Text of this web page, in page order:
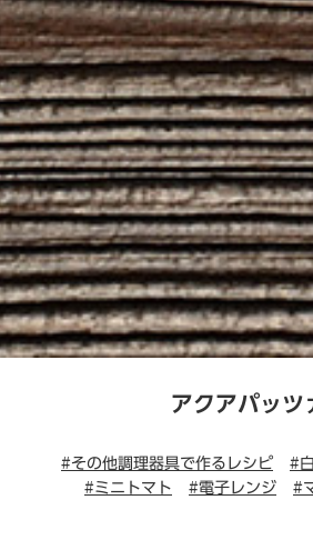
アクアパッツ
#その他調理器具で作るレシピ #
#ミニトマト
#電子レンジ #